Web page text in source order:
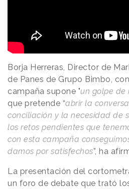
Borja Herreras, Director de
de Panes de Grupo Bimbo,
campaña supone "un golpe de
que pretende “abrir la
conciliación y la necesidad de
los retos pendientes que
con esta campaña
damos por satisfechos”, ha
La presentación del
un foro de debate que trató